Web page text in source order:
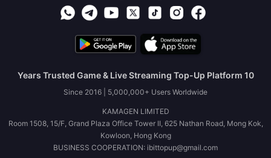
10 Years Trusted Game & Live Streaming Top-Up Platform
Since 2016 | 5,000,000+ Users Worldwide
KAMAGEN LIMITED
Room 1508, 15/F, Grand Plaza Office Tower II, 625 Nathan Road, Mong Kok,
Kowloon, Hong Kong
BUSINESS COOPERATION: ibittopup@gmail.com